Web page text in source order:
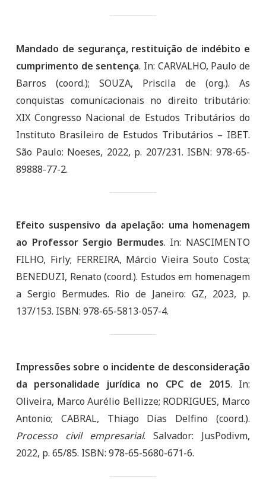
Mandado de segurança, restituição de indébito e
cumprimento de sentença. In: CARVALHO, Paulo de
Barros (coord.); SOUZA, Priscila de (org.). As
conquistas comunicacionais no direito tributário:
XIX Congresso Nacional de Estudos Tributários do
Instituto Brasileiro de Estudos Tributários – IBET.
São Paulo: Noeses, 2022, p. 207/231. ISBN: 978-65-
89888-77-2.
Efeito suspensivo da apelação: uma homenagem
ao Professor Sergio Bermudes. In: NASCIMENTO
FILHO, Firly; FERREIRA, Márcio Vieira Souto Costa;
BENEDUZI, Renato (coord.). Estudos em homenagem
a Sergio Bermudes. Rio de Janeiro: GZ, 2023, p.
137/153. ISBN: 978-65-5813-057-4.
Impressões sobre o incidente de desconsideração
da personalidade jurídica no CPC de 2015. In:
Oliveira, Marco Aurélio Bellizze; RODRIGUES, Marco
Antonio; CABRAL, Thiago Dias Delfino (coord.).
Processo civil empresarial. Salvador: JusPodivm,
2022, p. 65/85. ISBN: 978-65-5680-671-6.